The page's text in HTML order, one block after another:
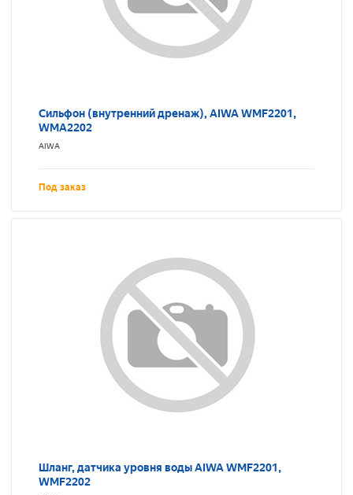
Сильфон (внутренний дренаж), AIWA WMF2201,
WMA2202
AIWA
Под заказ
Шланг, датчика уровня воды AIWA WMF2201,
WMF2202